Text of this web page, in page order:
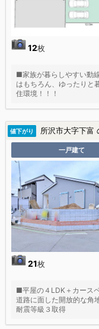
12枚
■家族が暮らしやすい動
はもちろん、ゆったりと
住環境！！！
値下がり 所沢市大字下富
一戸建て
21枚
■平屋の４LDK＋カース
道路に面した開放的な角
耐震等級３取得